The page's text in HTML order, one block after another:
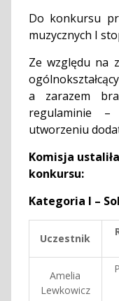
Do konkursu
muzycznych I
Ze względu na
a zarazem
regulaminie –
utworzeniu
Komisja
konkursu:
Kategoria I –
Uczestnik
Amelia
Lewkowicz